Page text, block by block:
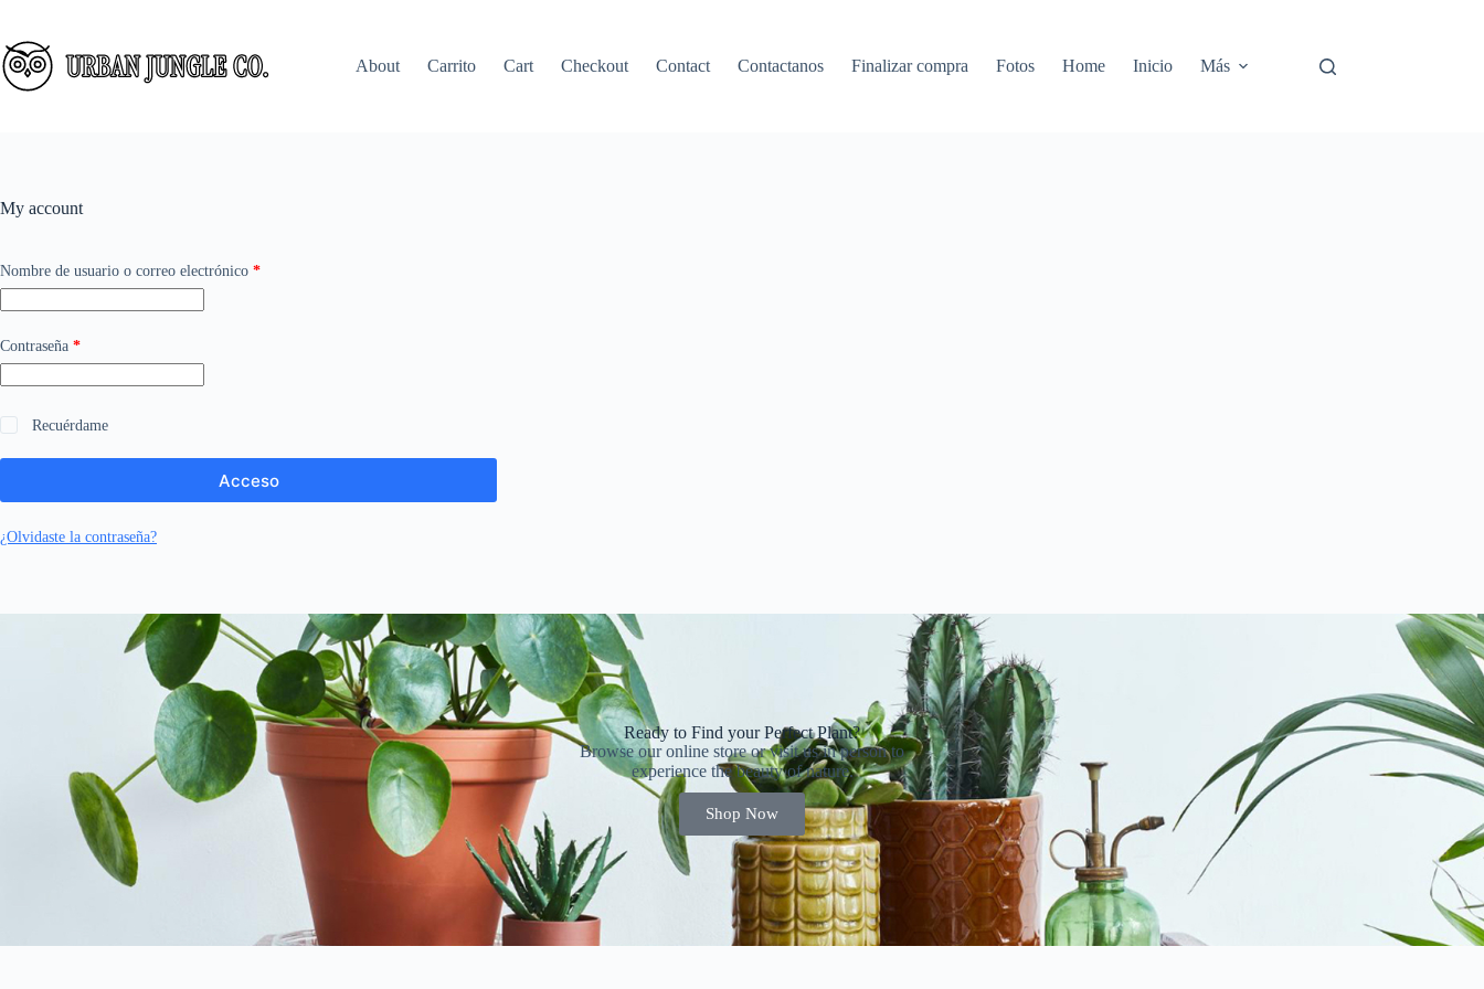
About Carrito Cart Checkout Contact Contactanos Finalizar compra Fotos Home Inicio Más
My account
Nombre de usuario o correo electrónico *
Contraseña *
Recuérdame
Acceso
¿Olvidaste la contraseña?
Ready to Find your Perfect Plant?
Browse our online store or visit us in person to
experience the beauty of nature.
Shop Now